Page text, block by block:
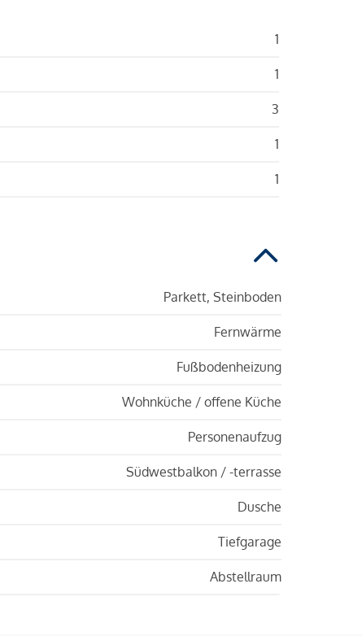
1
1
3
1
1
Parkett, Steinboden
Fernwärme
Fußbodenheizung
Wohnküche / offene Küche
Personenaufzug
Südwestbalkon / -terrasse
Dusche
Tiefgarage
Abstellraum